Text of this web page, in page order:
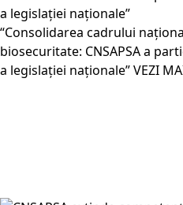
“Consolidarea cadrului
biosecuritate: CNSAPSA a
a legislației naționale”VEZI